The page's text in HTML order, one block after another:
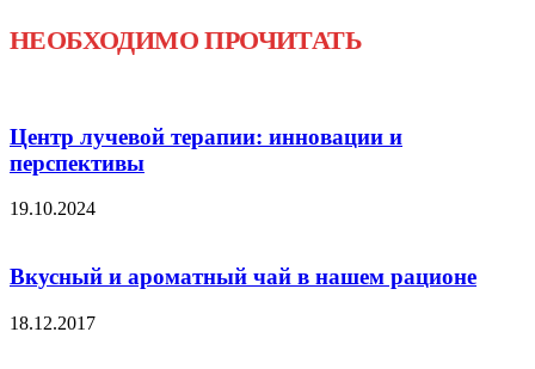
НЕОБХОДИМО ПРОЧИТАТЬ
Центр лучевой терапии: инновации и
перспективы
19.10.2024
Вкусный и ароматный чай в нашем рационе
18.12.2017